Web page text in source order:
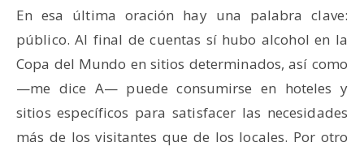
En esa última oración hay una palabra clave:
público. Al final de cuentas sí hubo alcohol en la
Copa del Mundo en sitios determinados, así como
—me dice A— puede consumirse en hoteles y
sitios específicos para satisfacer las necesidades
más de los visitantes que de los locales. Por otro